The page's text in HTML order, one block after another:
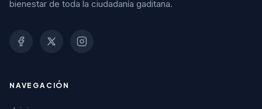
bienestar de toda la ciudadanía gaditana.
NAVEGACIÓN